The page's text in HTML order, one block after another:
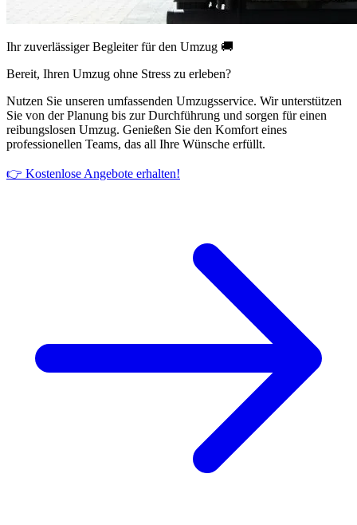
Ihr zuverlässiger Begleiter für den Umzug 🚚
Bereit, Ihren Umzug ohne Stress zu erleben?
Nutzen Sie unseren umfassenden Umzugsservice. Wir unterstützen
Sie von der Planung bis zur Durchführung und sorgen für einen
reibungslosen Umzug. Genießen Sie den Komfort eines
professionellen Teams, das all Ihre Wünsche erfüllt.
👉 Kostenlose Angebote erhalten!